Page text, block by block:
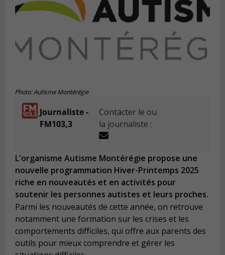
Photo: Autisme Montérégie
Journaliste -
FM103,3
Contacter le ou
la journaliste :
L'organisme Autisme Montérégie propose une
nouvelle programmation Hiver-Printemps 2025
riche en nouveautés et en activités pour
soutenir les personnes autistes et leurs proches.
Parmi les nouveautés de cette année, on retrouve
notamment une formation sur les crises et les
comportements difficiles, qui offre aux parents des
outils pour mieux comprendre et gérer les